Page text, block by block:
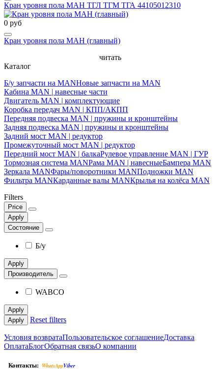
Кран уровня пола МАН ТГЛ ТГМ ТГА 44105012310
0 руб
Кран уровня пола МАН (главный)
читать
Каталог
Б/у запчасти на MANНовые запчасти на MAN
Кабина MAN | навесные части
Двигатель MAN | комплектующие
Коробка передач MAN | КПП/АКПП
Передняя подвеска MAN | пружины и кронштейны
Задняя подвеска MAN | пружины и кронштейны
Задний мост MAN | редуктор
Промежуточный мост MAN | редуктор
Передний мост MAN | балкаРулевое управление MAN | ГУР
Тормозная система MANРама MAN | навесныеБампера MAN
Зеркала MANФары/поворотники MANПодножки MAN
Фильтра MANКарданные валы MANКрылья на колёса MAN
Filters
Price
Apply
Состояние
Б/у
Apply
Производитель
WABCO
Apply
Apply
Reset filters
Условия возвратаПользовательское соглашениеДоставка
ОплатаБлогОбратная связьО компании
Контакты: WhatsAppViber